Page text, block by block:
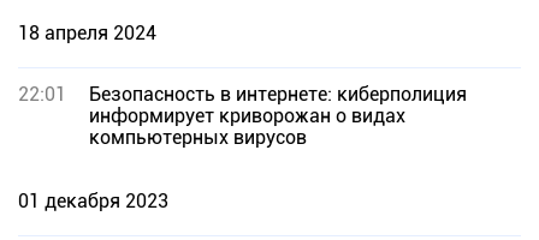
18 апреля 2024
22:01
Безопасность в интернете: киберполиция
информирует криворожан о видах
компьютерных вирусов
01 декабря 2023